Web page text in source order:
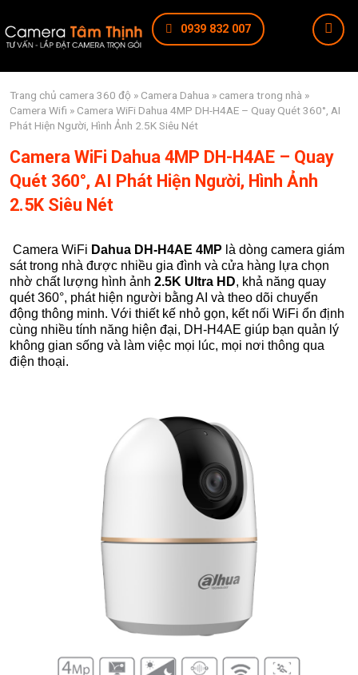
0939 832 007
Trang chủ camera 360 độ » Camera Dahua » camera trong nhà »
Camera Wifi » Camera WiFi Dahua 4MP DH-H4AE – Quay Quét 360°, AI
Phát Hiện Người, Hình Ảnh 2.5K Siêu Nét
Camera WiFi Dahua 4MP DH-H4AE – Quay
Quét 360°, AI Phát Hiện Người, Hình Ảnh
2.5K Siêu Nét
Camera WiFi Dahua DH-H4AE 4MP là dòng camera giám
sát trong nhà được nhiều gia đình và cửa hàng lựa chọn
nhờ chất lượng hình ảnh2.5K Ultra HD, khả năng quay
quét 360°, phát hiện người bằng AI và theo dõi chuyển
động thông minh. Với thiết kế nhỏ gọn, kết nối WiFi ổn định
cùng nhiều tính năng hiện đại, DH-H4AE giúp bạn quản lý
không gian sống và làm việc mọi lúc, mọi nơi thông qua
điện thoại.